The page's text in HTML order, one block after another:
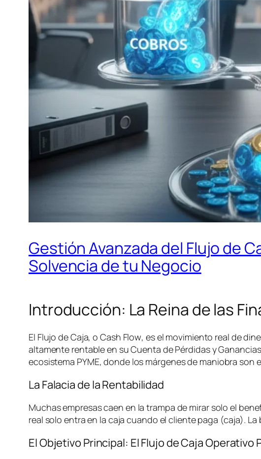
Gestión Avanzada del Flujo de
Solvencia de tu Negocio
Introducción: La Reina de las
El Flujo de Caja, o Cash Flow, es el movimiento real de
altamente rentable en su Cuenta de Pérdidas y
ecosistema PYME, donde los márgenes de maniobra
La Falacia de la Rentabilidad
Muchas empresas caen en la trampa de mirar solo el
real solo entra en la caja cuando el cliente paga (caja).
El Objetivo Principal: El Flujo de Caja Operativo